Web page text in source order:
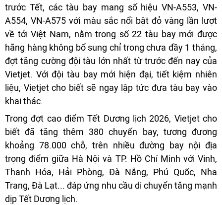
trước Tết, các tàu bay mang số hiệu VN-A553, VN-
A554, VN-A575 với màu sắc nổi bật đỏ vàng lần lượt
về tới Việt Nam, nằm trong số 22 tàu bay mới được
hãng hàng không bổ sung chỉ trong chưa đầy 1 tháng,
đợt tăng cường đội tàu lớn nhất từ trước đến nay của
Vietjet. Với đội tàu bay mới hiện đại, tiết kiệm nhiên
liệu, Vietjet cho biết sẽ ngay lập tức đưa tàu bay vào
khai thác.
Trong đợt cao điểm Tết Dương lịch 2026, Vietjet cho
biết đã tăng thêm 380 chuyến bay, tương đương
khoảng 78.000 chỗ, trên nhiều đường bay nội địa
trọng điểm giữa Hà Nội và TP. Hồ Chí Minh với Vinh,
Thanh Hóa, Hải Phòng, Đà Nẵng, Phú Quốc, Nha
Trang, Đà Lạt... đáp ứng nhu cầu di chuyển tăng mạnh
dịp Tết Dương lịch.